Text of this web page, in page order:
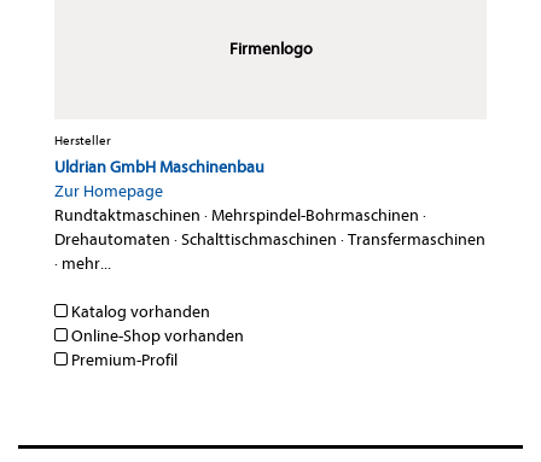
Firmenlogo
Hersteller
Uldrian GmbH Maschinenbau
Zur Homepage
Rundtaktmaschinen ·Mehrspindel-Bohrmaschinen ·
Drehautomaten ·Schalttischmaschinen ·Transfermaschinen
· mehr...
Katalog vorhanden
Online-Shop vorhanden
Premium-Profil